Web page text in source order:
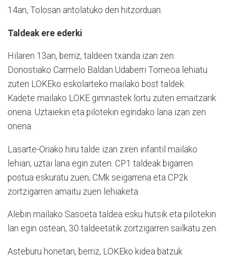
14an, Tolosan antolatuko den hitzorduan.
Taldeak ere ederki
Hilaren 13an, berriz, taldeen txanda izan zen.
Donostiako Carmelo Baldan Udaberri Torneoa lehiatu
zuten LOKEko eskolarteko mailako bost taldek.
Kadete mailako LOKE gimnastek lortu zuten emaitzarik
onena. Uztaiekin eta pilotekin egindako lana izan zen
onena.
Lasarte-Oriako hiru talde izan ziren infantil mailako
lehian; uztai lana egin zuten. CP1 taldeak bigarren
postua eskuratu zuen; CMk seigarrena eta CP2k
zortzigarren amaitu zuen lehiaketa.
Alebin mailako Sasoeta taldea esku hutsik eta pilotekin
lan egin ostean, 30 taldeetatik zortzigarren sailkatu zen.
Asteburu honetan, berriz, LOKEko kidea batzuk